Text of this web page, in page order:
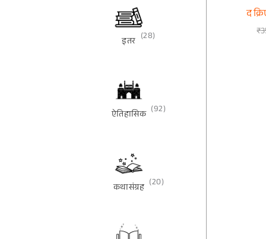
इतर (28)
ऐतिहासिक (92)
कथासंग्रह (20)
द
₹